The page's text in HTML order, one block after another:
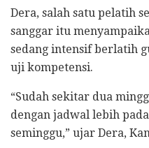
Dera, salah satu pelatih
sanggar itu
sedang intensif berlatih
uji kompetensi.
“Sudah sekitar dua
dengan jadwal lebih
seminggu,” ujar Dera,